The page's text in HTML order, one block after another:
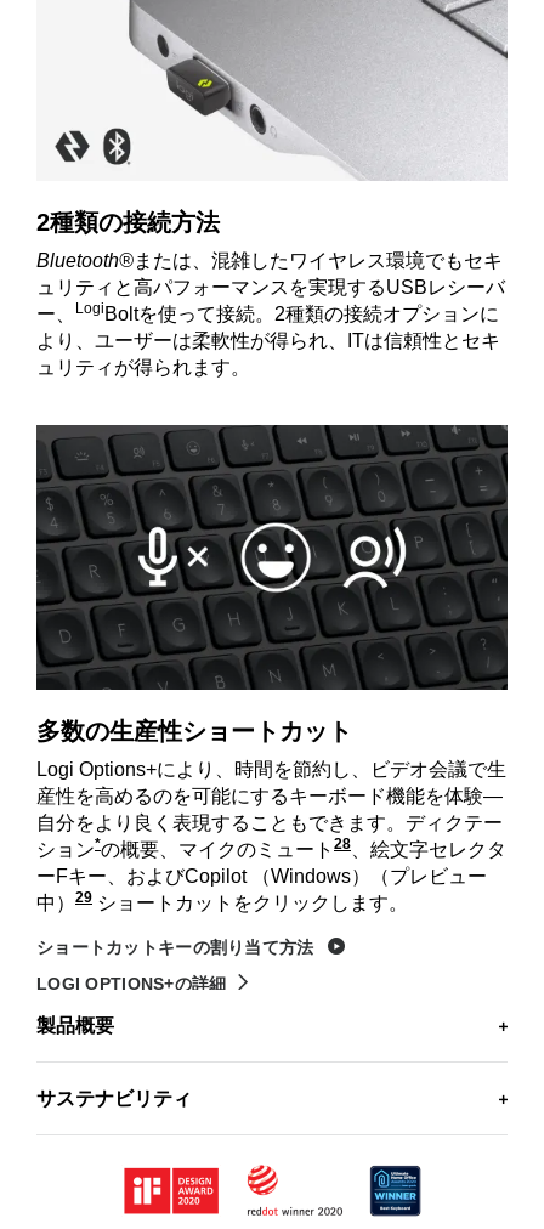
2種類の接続方法
Bluetooth®または、混雑したワイヤレス環境でもセキ
ュリティと高パフォーマンスを実現するUSBレシーバ
ー、
Logi Boltを使って接続。2種類の接続オプションに
より、ユーザーは柔軟性が得られ、ITは信頼性とセキ
ュリティが得られます。
多数の生産性ショートカット
Logi Options+により、時間を節約し、ビデオ会議で生
産性を高めるのを可能にするキーボード機能を体験—
自分をより良く表現することもできます。ディクテー
ション*の概要、マイクのミュート 28 Logi Options+アプ
、絵文字セレクタ
ーFキー、およびCopilot （Windows）（プレビュー
中）
29 WindowsのCopilot （プレビュー中）は一部のグ
ショートカットをクリックします。
ショートカットキーの割り当て方法
LOGI OPTIONS+の詳細
製品概要
MX KEYS FOR BUSINESS
各ワークフロー用のアクションを構成。
サステナビリティ
これは環境に配慮した製品です
ロジクールはよりサステナブルな世界の実現を目指し